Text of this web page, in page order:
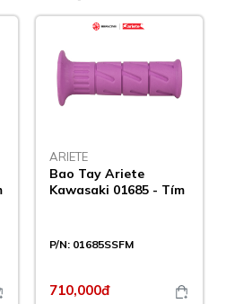
ARIETE
Bao Tay Ariete
Kawasaki 01685 - Tím
P/N: 01685SSFM
710,000đ